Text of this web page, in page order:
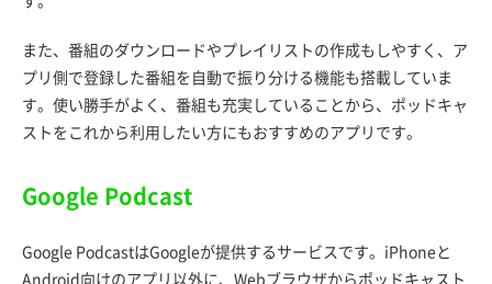
また、番組のダウンロードやプレイリストの作成もしやすく、ア
プリ側で登録した番組を自動で振り分ける機能も搭載していま
す。使い勝手がよく、番組も充実していることから、ポッドキャ
ストをこれから利用したい方にもおすすめのアプリです。
Google Podcast
Google PodcastはGoogleが提供するサービスです。iPhoneと
Android向けのアプリ以外に、Webブラウザからポッドキャスト